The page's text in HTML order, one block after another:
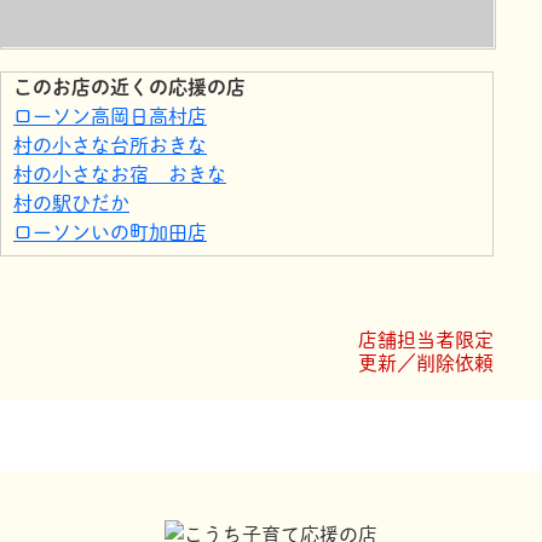
このお店の近くの応援の店
ローソン高岡日高村店
村の小さな台所おきな
村の小さなお宿 おきな
村の駅ひだか
ローソンいの町加田店
店舗担当者限定
更新／削除依頼